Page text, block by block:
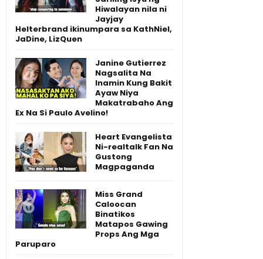
Hiwalayan nila ni
Jayjay
Helterbrand ikinumpara sa KathNiel,
JaDine, LizQuen
Janine Gutierrez
Nagsalita Na
Inamin Kung Bakit
Ayaw Niya
Makatrabaho Ang
Ex Na Si Paulo Avelino!
Heart Evangelista
Ni-realtalk Fan Na
Gustong
Magpaganda
Miss Grand
Caloocan
Binatikos
Matapos Gawing
Props Ang Mga
Paruparo